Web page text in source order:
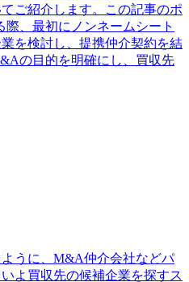
ご紹介します。この記事のポ
、最初にノンネームシート
を検討し、提携仲介契約を結
の目的を明確にし、買収先
うに、M&A仲介会社などパ
よ買収先の候補企業を探すス